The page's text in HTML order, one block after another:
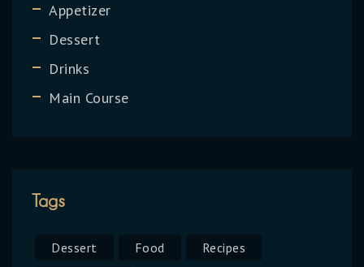
Appetizer
Dessert
Drinks
Main Course
Tags
Dessert Food
Recipes